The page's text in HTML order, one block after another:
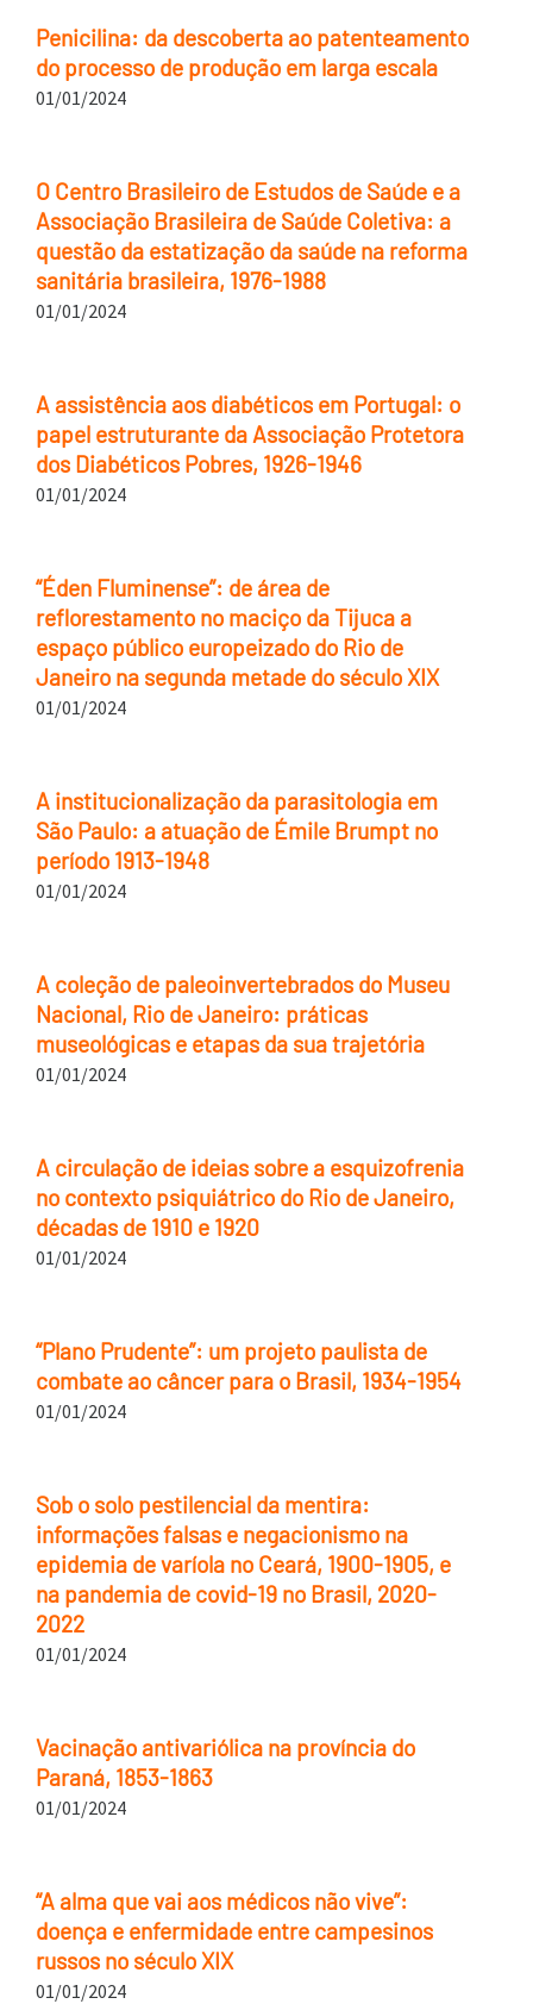
Penicilina: da descoberta ao patenteamento
do processo de produção em larga escala
01/01/2024
O Centro Brasileiro de Estudos de Saúde e a
Associação Brasileira de Saúde Coletiva: a
questão da estatização da saúde na reforma
sanitária brasileira, 1976-1988
01/01/2024
A assistência aos diabéticos em Portugal: o
papel estruturante da Associação Protetora
dos Diabéticos Pobres, 1926-1946
01/01/2024
“Éden Fluminense”: de área de
reflorestamento no maciço da Tijuca a
espaço público europeizado do Rio de
Janeiro na segunda metade do século XIX
01/01/2024
A institucionalização da parasitologia em
São Paulo: a atuação de Émile Brumpt no
período 1913-1948
01/01/2024
A coleção de paleoinvertebrados do Museu
Nacional, Rio de Janeiro: práticas
museológicas e etapas da sua trajetória
01/01/2024
A circulação de ideias sobre a esquizofrenia
no contexto psiquiátrico do Rio de Janeiro,
décadas de 1910 e 1920
01/01/2024
“Plano Prudente”: um projeto paulista de
combate ao câncer para o Brasil, 1934-1954
01/01/2024
Sob o solo pestilencial da mentira:
informações falsas e negacionismo na
epidemia de varíola no Ceará, 1900-1905, e
na pandemia de covid-19 no Brasil, 2020-
2022
01/01/2024
Vacinação antivariólica na província do
Paraná, 1853-1863
01/01/2024
“A alma que vai aos médicos não vive”:
doença e enfermidade entre campesinos
russos no século XIX
01/01/2024